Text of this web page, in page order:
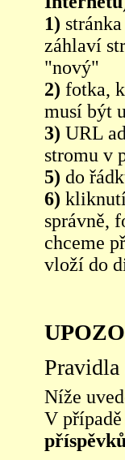
1)
záhlaví
"nový"
2) fotka,
musí být
3) URL
stromu v
5) do
6)
správně,
chceme
vloží do
Pravidla
Níže
V